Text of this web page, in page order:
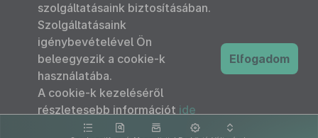
szolgáltatásaink biztosításában.
Szolgáltatásaink
igénybevételével Ön
beleegyezik a cookie-k
használatába.
A cookie-k kezeléséről
részletesebb információt ide
kattintva olvashat.
Elfogadom